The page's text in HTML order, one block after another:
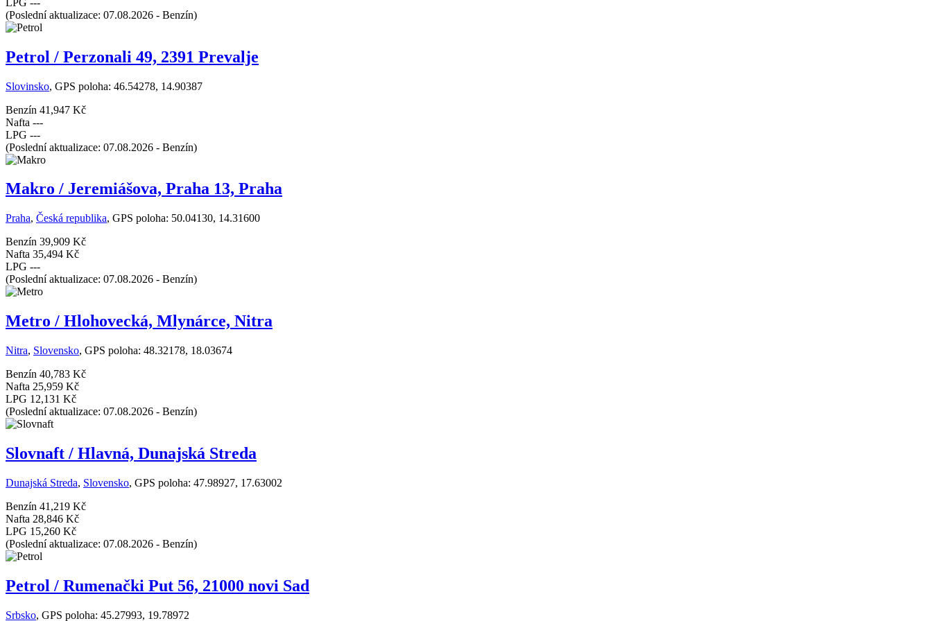
(Poslední aktualizace: 07.08.2026 - Benzín)
Petrol / Perzonali 49, 2391 Prevalje
Slovinsko, GPS poloha: 46.54278, 14.90387
Benzín 41,947 Kč
Nafta ---
LPG ---
(Poslední aktualizace: 07.08.2026 - Benzín)
Makro / Jeremiášova, Praha 13, Praha
Praha, Česká republika, GPS poloha: 50.04130, 14.31600
Benzín 39,909 Kč
Nafta 35,494 Kč
LPG ---
(Poslední aktualizace: 07.08.2026 - Benzín)
Metro / Hlohovecká, Mlynárce, Nitra
Nitra, Slovensko, GPS poloha: 48.32178, 18.03674
Benzín 40,783 Kč
Nafta 25,959 Kč
LPG 12,131 Kč
(Poslední aktualizace: 07.08.2026 - Benzín)
Slovnaft / Hlavná, Dunajská Streda
Dunajská Streda, Slovensko, GPS poloha: 47.98927, 17.63002
Benzín 41,219 Kč
Nafta 28,846 Kč
LPG 15,260 Kč
(Poslední aktualizace: 07.08.2026 - Benzín)
Petrol / Rumenački Put 56, 21000 novi Sad
Srbsko, GPS poloha: 45.27993, 19.78972